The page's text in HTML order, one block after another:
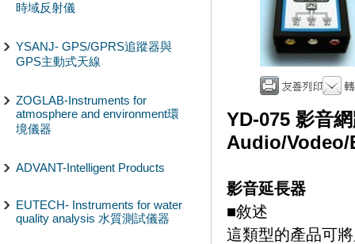
時域反射儀
YSANJ- GPS/GPRS追蹤器與
GPS主動式天線
ZOGLAB-Instruments for
atmosphere and environment環
境儀器
ADVANT-Intelligent Products
EUTECH- Instruments for water
quality analysis 水質測試儀器
YD-075 影音
Audio/Vodeo/
影音延長器
■敘述
這類型的產品可